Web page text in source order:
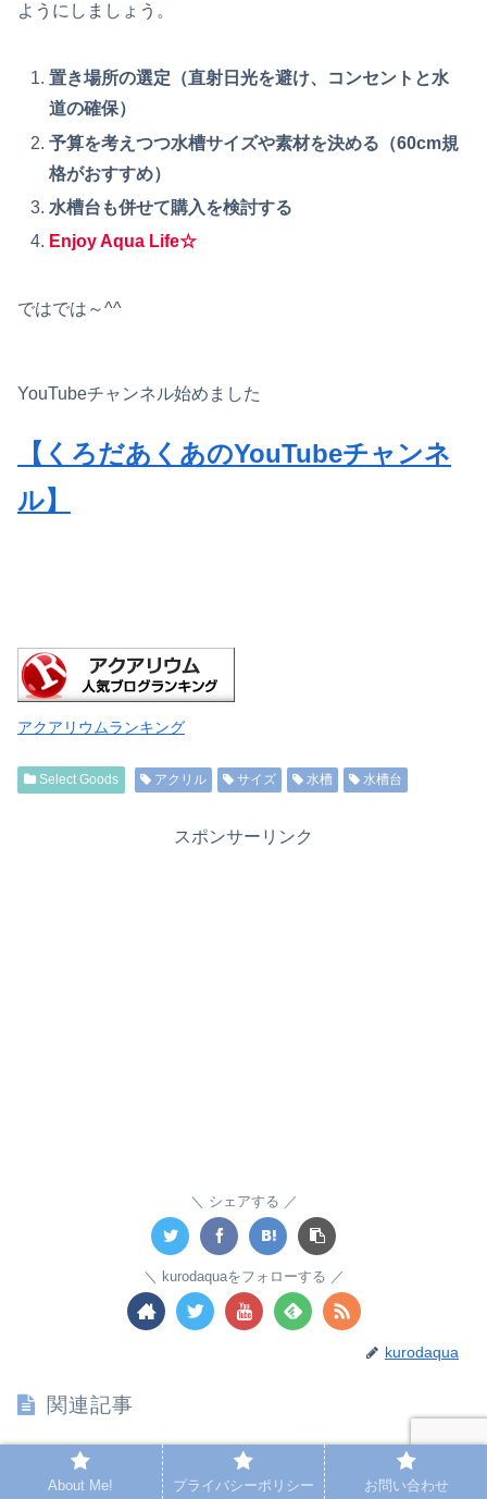
ようにしましょう。
置き場所の選定（直射日光を避け、コンセントと水
道の確保）
予算を考えつつ水槽サイズや素材を決める（60cm規
格がおすすめ）
水槽台も併せて購入を検討する
Enjoy Aqua Life☆
ではでは～^^
YouTubeチャンネル始めました
【くろだあくあのYouTubeチャンネ
ル】
アクアリウムランキング
Select Goods アクリル サイズ 水槽 水槽台
スポンサーリンク
シェアする
kurodaquaをフォローする
kurodaqua
関連記事
底砂はソイルだけじゃない！ 砂利系のすすめ
こんにちは！ 好きな砂はボトムサンドでおなじみの黒田です！今
About Me! プライバシーポリシー お問い合わせ